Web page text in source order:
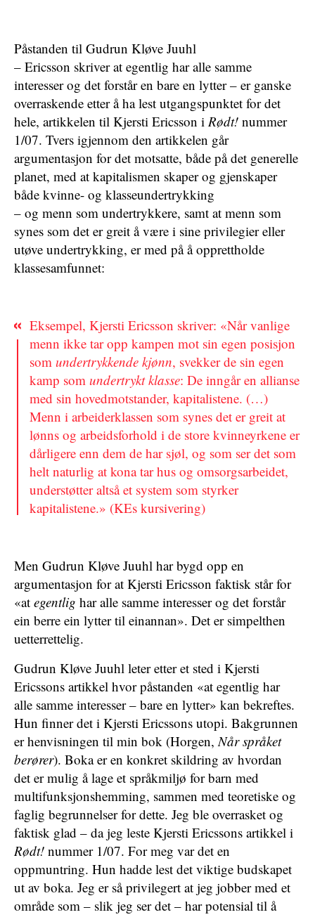
Påstanden til Gudrun Kløve Juuhl
– Ericsson skriver at egentlig har alle samme
interesser og det forstår en bare en lytter – er ganske
overraskende etter å ha lest utgangspunktet for det
hele, artikkelen til Kjersti Ericsson i Rødt! nummer
1/07. Tvers igjennom den artikkelen går
argumentasjon for det motsatte, både på det generelle
planet, med at kapitalismen skaper og gjenskaper
både kvinne- og klasseundertrykking
– og menn som undertrykkere, samt at menn som
synes som det er greit å være i sine privilegier eller
utøve undertrykking, er med på å opprettholde
klassesamfunnet:
Eksempel, Kjersti Ericsson skriver: «Når vanlige
menn ikke tar opp kampen mot sin egen posisjon
som undertrykkende kjønn, svekker de sin egen
kamp som undertrykt klasse: De inngår en allianse
med sin hovedmotstander, kapitalistene. (…)
Menn i arbeiderklassen som synes det er greit at
lønns og arbeidsforhold i de store kvinneyrkene er
dårligere enn dem de har sjøl, og som ser det som
helt naturlig at kona tar hus og omsorgsarbeidet,
understøtter altså et system som styrker
kapitalistene.» (KEs kursivering)
Men Gudrun Kløve Juuhl har bygd opp en
argumentasjon for at Kjersti Ericsson faktisk står for
«at egentlig har alle samme interesser og det forstår
ein berre ein lytter til einannan». Det er simpelthen
uetterrettelig.
Gudrun Kløve Juuhl leter etter et sted i Kjersti
Ericssons artikkel hvor påstanden «at egentlig har
alle samme interesser – bare en lytter» kan bekreftes.
Hun finner det i Kjersti Ericssons utopi. Bakgrunnen
er henvisningen til min bok (Horgen,Når språket
berører). Boka er en konkret skildring av hvordan
det er mulig å lage et språkmiljø for barn med
multifunksjonshemming, sammen med teoretiske og
faglig begrunnelser for dette. Jeg ble overrasket og
faktisk glad – da jeg leste Kjersti Ericssons artikkel i
Rødt! nummer 1/07. For meg var det en
oppmuntring. Hun hadde lest det viktige budskapet
ut av boka. Jeg er så privilegert at jeg jobber med et
område som – slik jeg ser det – har potensial til å